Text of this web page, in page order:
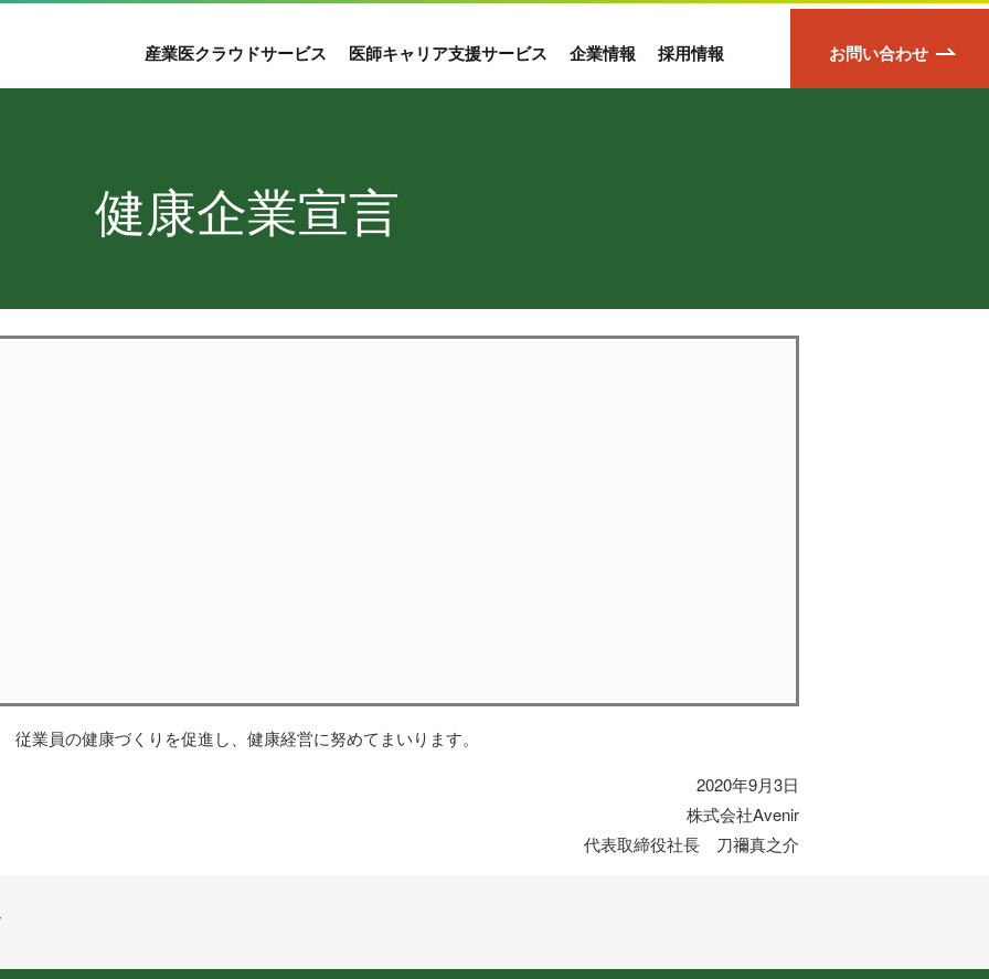
産業医クラウドサービス 医師キャリア支援サービス 企業情報 採用情報 お問い合わせ
健康企業宣言
従業員の健康づくりを促進し、健康経営に努めてまいります。
2020年9月3日
株式会社Avenir
代表取締役社長 刀禰真之介